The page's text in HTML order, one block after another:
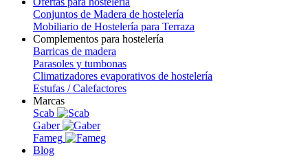
Conjuntos de Madera de hostelería
Mobiliario de Hostelería para Terraza
Complementos para hostelería
Barricas de madera
Parasoles y tumbonas
Climatizadores evaporativos de hostelería
Estufas / Calefactores
Marcas
Scab
Gaber
Fameg
Blog